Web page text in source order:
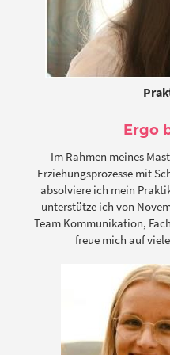
Ergo
Im Rahmen meines
Erziehungsprozesse mit
absolviere ich mein
unterstütze ich von
Team Kommunikation,
freue mich auf